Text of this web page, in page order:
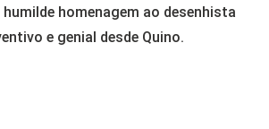
homenagem ao desenhista
e genial desde Quino.